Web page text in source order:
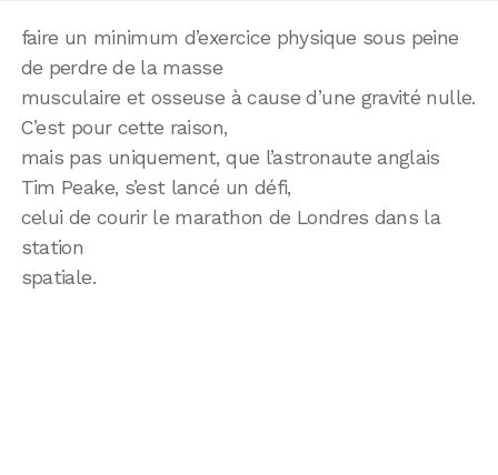
faire un minimum d’exercice physique sous peine
de perdre de la masse
musculaire et osseuse à cause d’une gravité nulle.
C’est pour cette raison,
mais pas uniquement, que l’astronaute anglais
Tim Peake, s’est lancé un défi,
celui de courir le marathon de Londres dans la
station
spatiale.